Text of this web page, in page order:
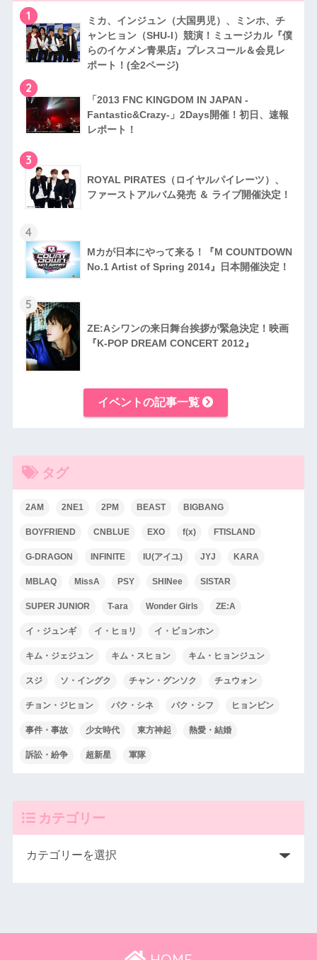
1
ミカ、インジュン（大国男児）、ミンホ、チ
ャンヒョン（SHU-I）競演！ミュージカル『僕
らのイケメン青果店』プレスコール＆会見レ
ポート！(全2ページ)
2
「2013 FNC KINGDOM IN JAPAN -
Fantastic&Crazy-」2Days開催！初日、速報
レポート！
3
RO​YAL PIRATES（ロイヤルパイレーツ）、
ファ​ーストアルバム発売 ＆ ライブ開催決定！
4
Mカが日本にやって来る！『M COUNTDOWN
No.1 Artist of Spring 2014』日本開催​決定！
5
ZE:Aシワンの来日舞台挨拶が緊急決定！映画
『K-POP DREAM CONCERT 2012』
イベントの記事一覧
タグ
2AM 2NE1 2PM BEAST BIGBANG
BOYFRIEND CNBLUE EXO f(x) FTISLAND
G-DRAGON INFINITE IU(アイユ) JYJ KARA
MBLAQ MissA PSY SHINee SISTAR
SUPER JUNIOR T-ara Wonder Girls ZE:A
イ・ジュンギ イ・ヒョリ イ・ビョンホン
キム・ジェジュン キム・スヒョン キム・ヒョンジュン
スジ ソ・イングク チャン・グンソク チュウォン
チョン・ジヒョン パク・シネ パク・シフ ヒョンビン
事件・事故 少女時代 東方神起 熱愛・結婚
訴訟・紛争 超新星 軍隊
カテゴリー